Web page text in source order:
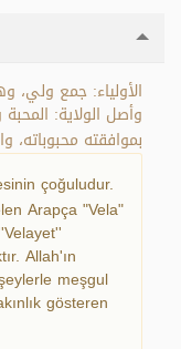
الأولياء: جمع ولي،
وأصل الولاية:
بموافقته محبوباته،
çoğuludur.
Arapça "Vela"
Allah'ın
meşgul
gösteren